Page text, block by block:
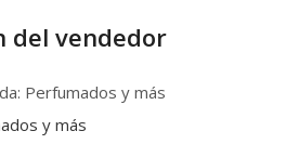
del vendedor
Perfumados y más
y más